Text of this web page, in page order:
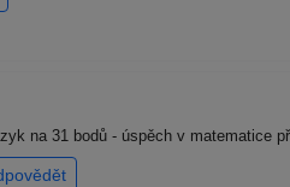
na 31 bodů - úspěch v